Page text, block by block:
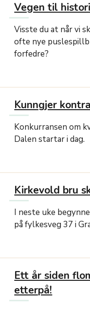
Vegen til
Visste du at når vi
ofte nye
forfedre?
Kunngjer
Konkurransen om
Dalen startar i dag.
Kirkevold bru
I neste uke
på fylkesveg 37 i
Ett år siden
etterpå!